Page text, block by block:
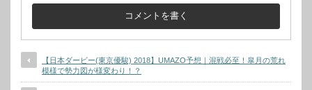
【日本ダービー(東京優駿) 2018】UMAZO予想｜混戦必至！皐月の荒れ
模様で勢力図が様変わり！？